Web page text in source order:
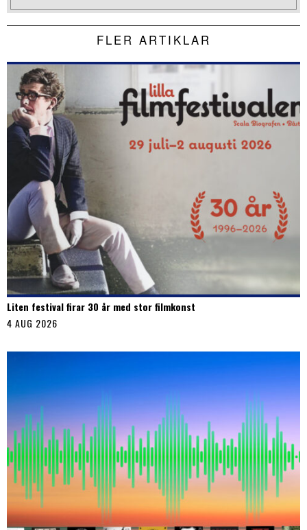
FLER ARTIKLAR
Liten festival firar 30 år med stor filmkonst
4 AUG 2026